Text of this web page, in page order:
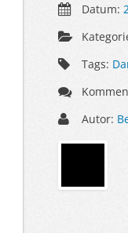
Datum:
Tags:
Autor: